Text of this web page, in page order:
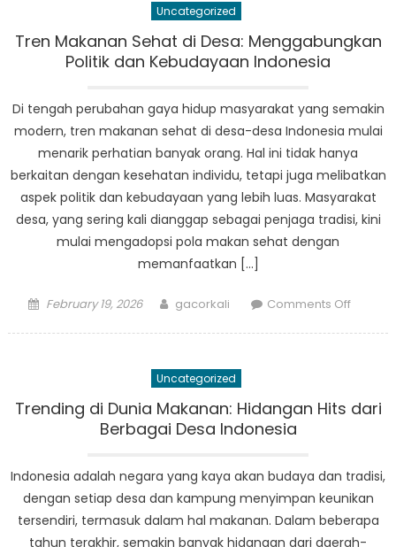
Desa
Uncategorized
Tren Makanan Sehat di Desa: Menggabungkan
Politik dan Kebudayaan Indonesia
Di tengah perubahan gaya hidup masyarakat yang semakin
modern, tren makanan sehat di desa-desa Indonesia mulai
menarik perhatian banyak orang. Hal ini tidak hanya
berkaitan dengan kesehatan individu, tetapi juga melibatkan
aspek politik dan kebudayaan yang lebih luas. Masyarakat
desa, yang sering kali dianggap sebagai penjaga tradisi, kini
mulai mengadopsi pola makan sehat dengan
memanfaatkan […]
Posted
February 19, 2026 Author
gacorkali Comments Offon
Desa:
Uncategorized
Trending di Dunia Makanan: Hidangan Hits dari
Berbagai Desa Indonesia
Indonesia adalah negara yang kaya akan budaya dan tradisi,
dengan setiap desa dan kampung menyimpan keunikan
tersendiri, termasuk dalam hal makanan. Dalam beberapa
tahun terakhir, semakin banyak hidangan dari daerah-